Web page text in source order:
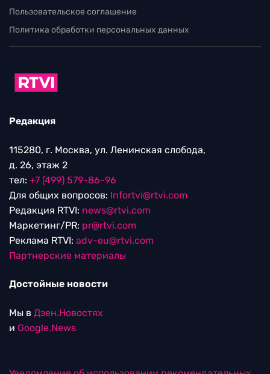
Пользовательское соглашение
Политика обработки персональных данных
Редакция
115280, г. Москва, ул. Ленинская слобода,
д. 26, этаж 2
тел: +7 (499) 579-86-96
Для общих вопросов: Infortvi@rtvi.com
Редакция RTVI: news@rtvi.com
Маркетинг/PR: pr@rtvi.com
Реклама RTVI: adv-eu@rtvi.com
Партнерские материалы
Достойные новости
Мы в Дзен.Новостях
и Google.News